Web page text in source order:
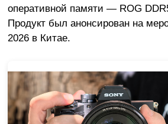
оперативной памяти — ROG
Продукт был анонсирован на
2026 в Китае.